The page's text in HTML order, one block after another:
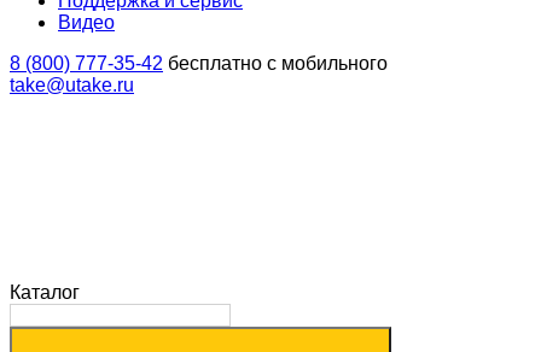
Видео
8 (800) 777-35-42 бесплатно с мобильного
take@utake.ru
Каталог